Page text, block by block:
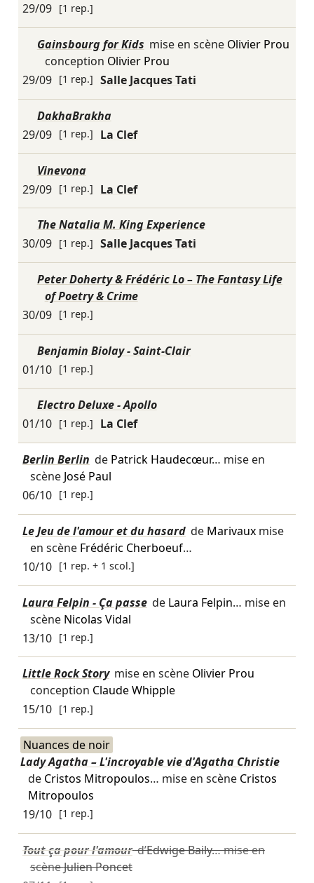
29/09 [1 rep.]
Gainsbourg for Kids mise en scène Olivier Prou
conception Olivier Prou
29/09 [1 rep.] Salle Jacques Tati
DakhaBrakha
29/09 [1 rep.] La Clef
Vinevona
29/09 [1 rep.] La Clef
The Natalia M. King Experience
30/09 [1 rep.] Salle Jacques Tati
Peter Doherty & Frédéric Lo – The Fantasy Life
of Poetry & Crime
30/09 [1 rep.]
Benjamin Biolay - Saint-Clair
01/10 [1 rep.]
Electro Deluxe - Apollo
01/10 [1 rep.] La Clef
Berlin Berlin de Patrick Haudecœur… mise en
scène José Paul
06/10 [1 rep.]
Le Jeu de l'amour et du hasard de Marivauxmise
en scène Frédéric Cherboeuf…
10/10 [1 rep. + 1 scol.]
Laura Felpin - Ça passe de Laura Felpin… mise en
scène Nicolas Vidal
13/10 [1 rep.]
Little Rock Story mise en scène Olivier Prou
conception Claude Whipple
15/10 [1 rep.]
Nuances de noir
Lady Agatha – L'incroyable vie d'Agatha Christie
de Cristos Mitropoulos… mise en scène Cristos
Mitropoulos
19/10 [1 rep.]
Tout ça pour l'amourd’Edwige Baily… mise en
scèneJulien Poncet